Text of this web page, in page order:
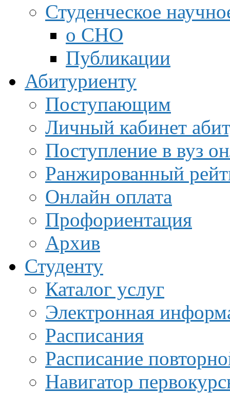
Студенческое
о СНО
Публикации
Абитуриенту
Поступающим
Личный кабинет
Поступление в вуз
Ранжированный
Онлайн оплата
Профориентация
Архив
Студенту
Каталог услуг
Электронная
Расписания
Расписание
Навигатор